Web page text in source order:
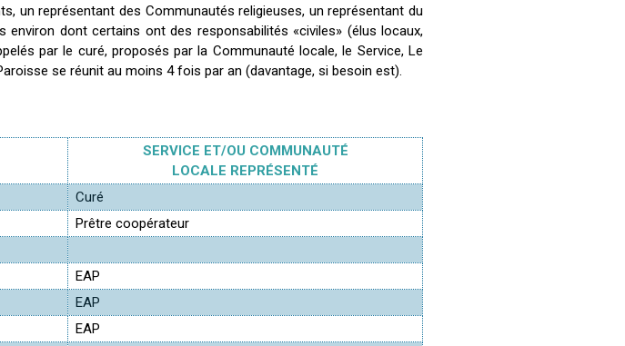
un représentant des Communautés religieuses, un représentant du
dont certains ont des responsabilités «civiles» (élus locaux,
par le curé, proposés par la Communauté locale, le Service, Le
se réunit au moins 4 fois par an (davantage, si besoin est).
SERVICE ET/OU COMMUNAUTÉ
LOCALE REPRÉSENTÉ
Curé
Prêtre coopérateur
EAP
EAP
EAP